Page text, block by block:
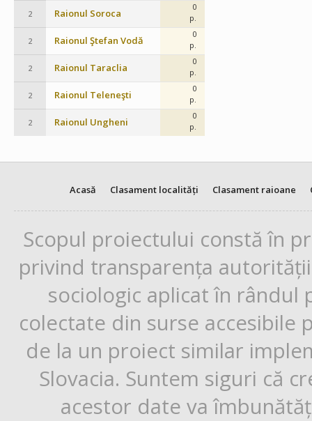
2 Raionul Soroca
0
p.
2 Raionul Ştefan Vodă
0
p.
2 Raionul Taraclia
0
p.
2 Raionul Teleneşti
0
p.
2 Raionul Ungheni
0
p.
Acasă Clasament localități Clasament raioane
Scopul proiectului constă în
privind transparența
sociologic aplicat în rândul
colectate din surse
de la un proiect similar
Slovacia. Suntem siguri că
acestor date va